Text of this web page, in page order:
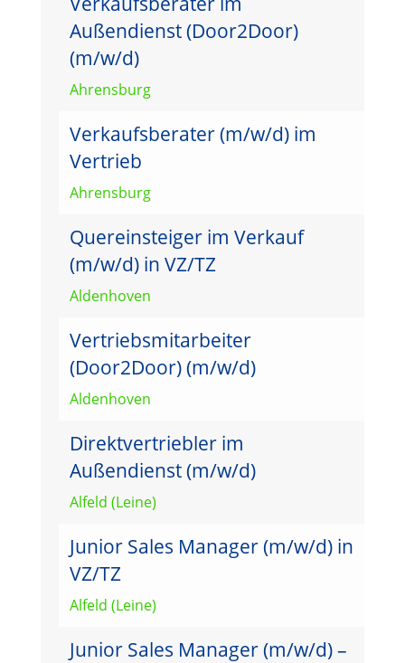
Außendienst (Door2Door)
(m/w/d)
Ahrensburg
Verkaufsberater (m/w/d) im
Vertrieb
Ahrensburg
Quereinsteiger im Verkauf
(m/w/d) in VZ/TZ
Aldenhoven
Vertriebsmitarbeiter
(Door2Door) (m/w/d)
Aldenhoven
Direktvertriebler im
Außendienst (m/w/d)
Alfeld (Leine)
Junior Sales Manager (m/w/d) in
VZ/TZ
Alfeld (Leine)
Junior Sales Manager (m/w/d) –